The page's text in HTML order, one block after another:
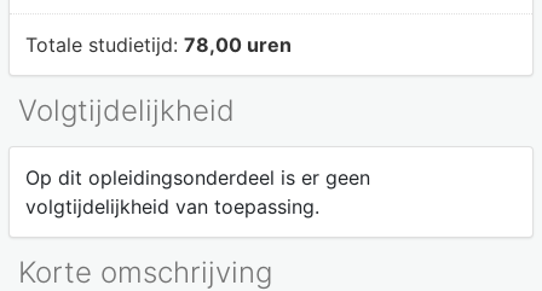
Totale studietijd: 78,00 uren
Volgtijdelijkheid
Op dit opleidingsonderdeel is er geen
volgtijdelijkheid van toepassing.
Korte omschrijving